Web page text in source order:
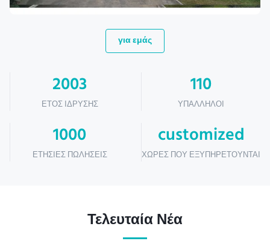
για εμάς
2003
ΈΤΟΣ ΊΔΡΥΣΗΣ
110
ΥΠΆΛΛΗΛΟΙ
1000
ΕΤΉΣΙΕΣ ΠΩΛΉΣΕΙΣ
customized
ΧΏΡΕΣ ΠΟΥ ΕΞΥΠΗΡΕΤΟΎΝΤΑΙ
Τελευταία Νέα